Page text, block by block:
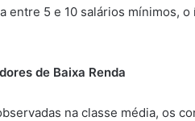
entre 5 e 10 salários mínimos,
de Baixa Renda
na classe média, os